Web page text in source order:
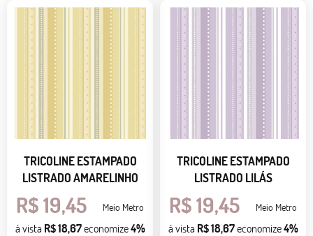
TRICOLINE ESTAMPADO
LISTRADO AMARELINHO
R$ 19,45 Meio Metro
à vista R$ 18,67economize4%
TRICOLINE ESTAMPADO
LISTRADO LILÁS
R$ 19,45 Meio Metro
à vista R$ 18,67economize4%